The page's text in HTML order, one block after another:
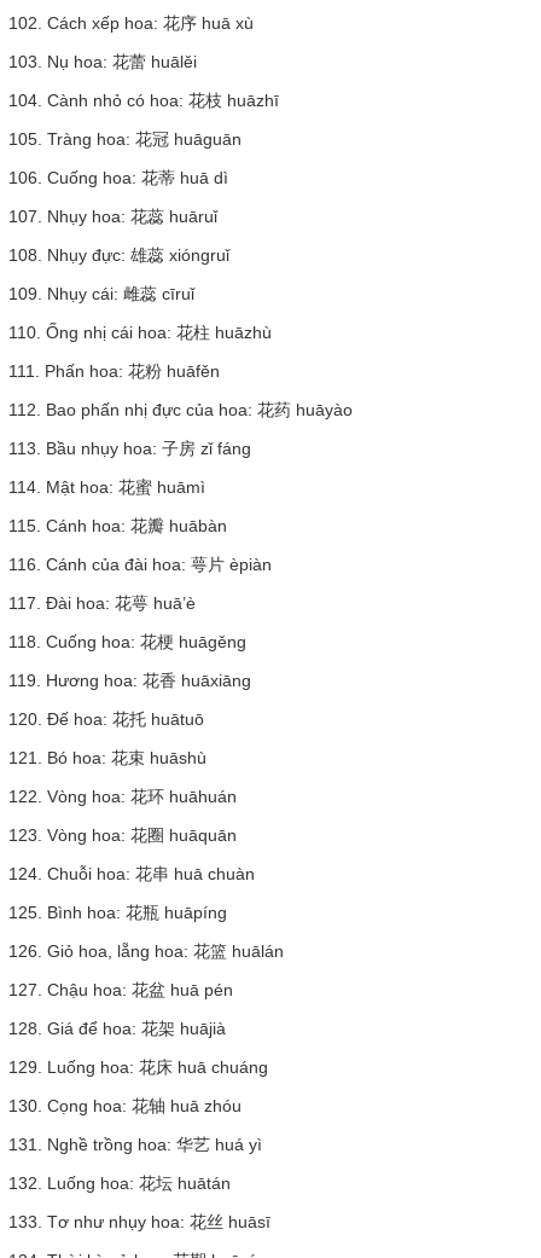
102. Cách xếp hoa: 花序 huā xù
103. Nụ hoa: 花蕾 huālěi
104. Cành nhỏ có hoa: 花枝 huāzhī
105. Tràng hoa: 花冠 huāguān
106. Cuống hoa: 花蒂 huā dì
107. Nhụy hoa: 花蕊 huāruǐ
108. Nhụy đực: 雄蕊 xióngruǐ
109. Nhụy cái: 雌蕊 cīruǐ
110. Ống nhị cái hoa: 花柱 huāzhù
111. Phấn hoa: 花粉 huāfěn
112. Bao phấn nhị đực của hoa: 花药 huāyào
113. Bầu nhụy hoa: 子房 zǐ fáng
114. Mật hoa: 花蜜 huāmì
115. Cánh hoa: 花瓣 huābàn
116. Cánh của đài hoa: 萼片 èpiàn
117. Đài hoa: 花萼 huā’è
118. Cuống hoa: 花梗 huāgěng
119. Hương hoa: 花香 huāxiāng
120. Đế hoa: 花托 huātuō
121. Bó hoa: 花束 huāshù
122. Vòng hoa: 花环 huāhuán
123. Vòng hoa: 花圈 huāquān
124. Chuỗi hoa: 花串 huā chuàn
125. Bình hoa: 花瓶 huāpíng
126. Giỏ hoa, lẵng hoa: 花篮 huālán
127. Chậu hoa: 花盆 huā pén
128. Giá để hoa: 花架 huājià
129. Luống hoa: 花床 huā chuáng
130. Cọng hoa: 花轴 huā zhóu
131. Nghề trồng hoa: 华艺 huá yì
132. Luống hoa: 花坛 huātán
133. Tơ như nhụy hoa: 花丝 huāsī